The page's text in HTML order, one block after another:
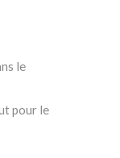
le
pour le